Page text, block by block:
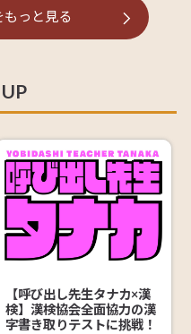
もっと見る
【呼び出し先生タナカ×漢
検】漢検協会全面協力の漢
字書き取りテストに挑戦！